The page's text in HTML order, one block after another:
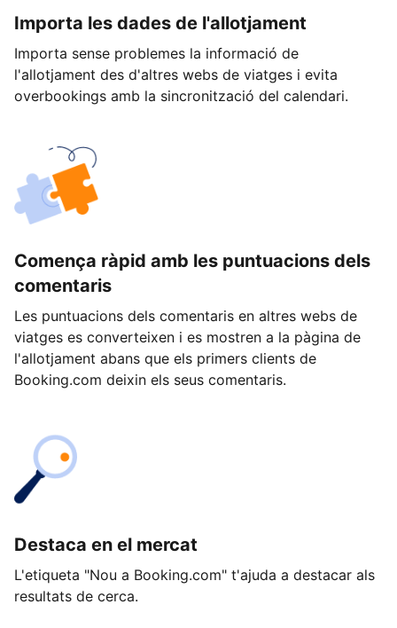
Importa les dades de l'allotjament
Importa sense problemes la informació de
l'allotjament des d'altres webs de viatges i evita
overbookings amb la sincronització del calendari.
Comença ràpid amb les puntuacions dels
comentaris
Les puntuacions dels comentaris en altres webs de
viatges es converteixen i es mostren a la pàgina de
l'allotjament abans que els primers clients de
Booking.com deixin els seus comentaris.
Destaca en el mercat
L'etiqueta "Nou a Booking.com" t'ajuda a destacar als
resultats de cerca.